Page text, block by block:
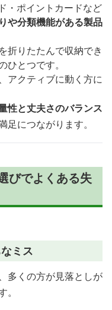
・ポイントカードなど
や分類機能がある製品
折りたたんで収納でき
とつです。
アクティブに動く方に
性と丈夫さのバランス
につながります。
びでよくある失
ミス
多くの方が見落としが